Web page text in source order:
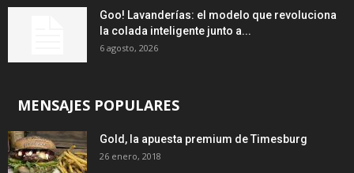
Goo! Lavanderías: el modelo que revoluciona
la colada inteligente junto a...
6 agosto, 2026
MENSAJES POPULARES
Gold, la apuesta premium de Timesburg
26 enero, 2018